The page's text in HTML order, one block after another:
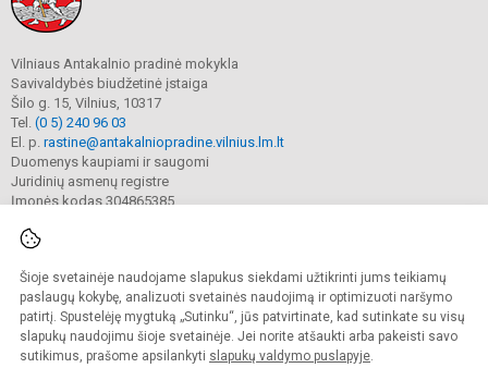
Šioje svetainėje naudojame slapukus siekdami užtikrinti jums teikiamų
paslaugų kokybę, analizuoti svetainės naudojimą ir optimizuoti naršymo
patirtį. Spustelėję mygtuką „Sutinku“, jūs patvirtinate, kad sutinkate su visų
slapukų naudojimu šioje svetainėje. Jei norite atšaukti arba pakeisti savo
sutikimus, prašome apsilankyti slapukų valdymo puslapyje.
Vilniaus Antakalnio pradinė mokykla
Savivaldybės biudžetinė įstaiga
Šilo g. 15, Vilnius, 10317
Tel. (0 5) 240 96 03
El. p. rastine@antakalniopradine.vilnius.lm.lt
Duomenys kaupiami ir saugomi
Juridinių asmenų registre
Įmonės kodas 304865385
© 2023. Vilniaus Antakalnio pradinė mokykla. Visos teisės saugomos.
Kopijuoti turinį be raštiško gimnazijos sutikimo griežtai draudžiama.
Prieinamumo paraiška Slapukų valdymas
Sumanus būdas atnaujinti